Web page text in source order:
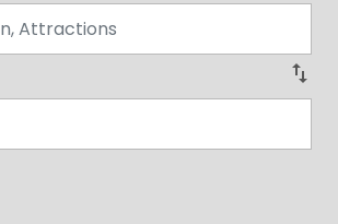
swap_vert